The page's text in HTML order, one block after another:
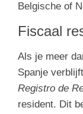
Belgische of
Fiscaal
Als je meer
Spanje
Registro de
resident. Dit